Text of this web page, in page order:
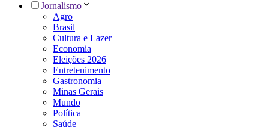
Jornalismo
Agro
Brasil
Cultura e Lazer
Economia
Eleições 2026
Entretenimento
Gastronomia
Minas Gerais
Mundo
Política
Saúde